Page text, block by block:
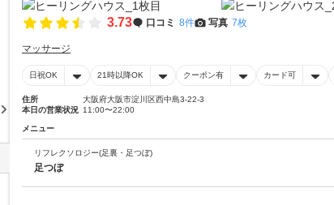
3.73 口コミ 8件 写真 7枚
マッサージ
日祝OK 21時以降OK クーポン有 カード可
住所
大阪府大阪市淀川区西中島3-22-3
本日の営業状況 11:00〜22:00
メニュー
リフレクソロジー(足裏・足つぼ)
足つぼ